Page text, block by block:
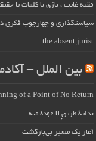
فقیه غایب ، بازی با کلمات یا
سیاستگذاری و چهارچوب فکری
the absent jurist
بین الملل –
of a Point of No Return
بداية طريقٍ لا عودة منه
آغاز یک مسیر بی‌بازگشت